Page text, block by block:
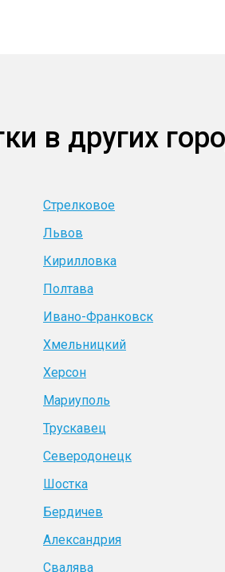
в других
Стрелковое
Львов
Кирилловка
Полтава
Ивано-Франковск
Хмельницкий
Херсон
Мариуполь
Трускавец
Северодонецк
Шостка
Бердичев
Александрия
Свалява